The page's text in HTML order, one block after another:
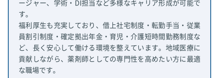
ージャー、学術・DI担当など多様なキャリア形成が可能で
す。
福利厚生も充実しており、借上社宅制度・転勤手当・従業
員割引制度・確定拠出年金・育児・介護短時間勤務制度な
ど、長く安心して働ける環境を整えています。地域医療に
貢献しながら、薬剤師としての専門性を高めたい方に最適
な職場です。